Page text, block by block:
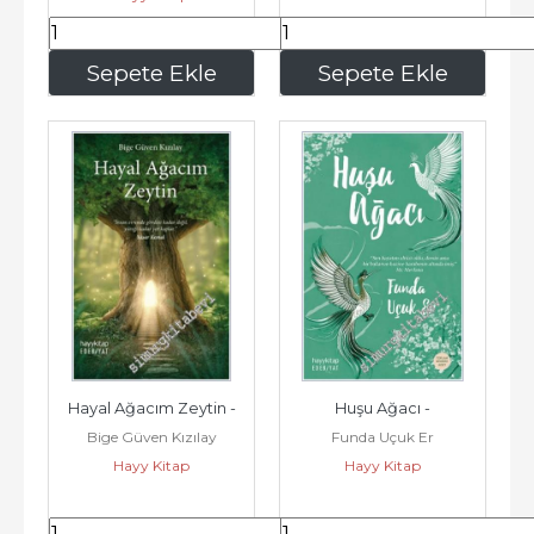
Sepete Ekle
297,50 Sepete Ekle
280,00
Hayal Ağacım Zeytin -
Bige Güven Kızılay
Hayy Kitap
Huşu Ağacı -
Funda Uçuk Er
Hayy Kitap